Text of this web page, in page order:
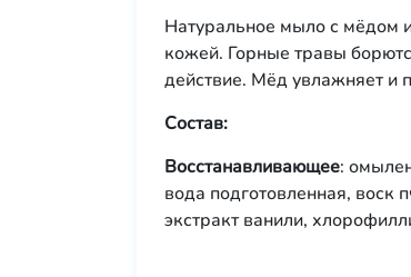
Натуральное мыло с мёдом
кожей. Горные травы
действие. Мёд увлажняет и
Состав:
Восстанавливающее:
вода подготовленная,
экстракт ванили,